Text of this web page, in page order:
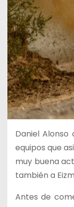
Daniel
equipos que
muy buena
también a
Antes de